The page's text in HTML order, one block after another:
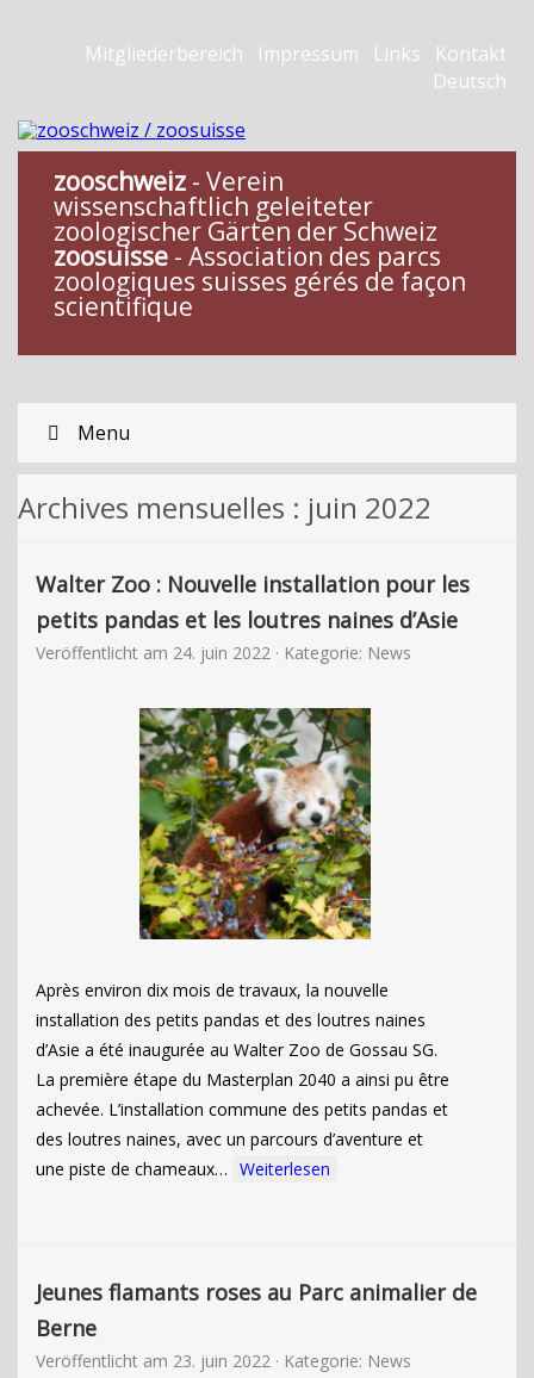
Mitgliederbereich Impressum Links
Kontakt
Deutsch
zooschweiz - Verein
wissenschaftlich geleiteter
zoologischer Gärten der Schweiz
zoosuisse - Association des parcs
zoologiques suisses gérés de façon
scientifique
Menu
Archives mensuelles : juin 2022
Walter Zoo : Nouvelle installation pour les
petits pandas et les loutres naines d’Asie
Veröffentlicht am 24. juin 2022 · Kategorie: News
Après environ dix mois de travaux, la nouvelle
installation des petits pandas et des loutres naines
d’Asie a été inaugurée au Walter Zoo de Gossau SG.
La première étape du Masterplan 2040 a ainsi pu être
achevée. L’installation commune des petits pandas et
des loutres naines, avec un parcours d’aventure et
une piste de chameaux… Weiterlesen
Jeunes flamants roses au Parc animalier de
Berne
Veröffentlicht am 23. juin 2022 · Kategorie: News